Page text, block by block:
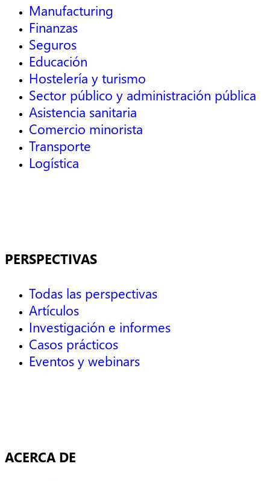
Manufacturing
Finanzas
Seguros
Educación
Hostelería y turismo
Sector público y administración pública
Asistencia sanitaria
Comercio minorista
Transporte
Logística
PERSPECTIVAS
Todas las perspectivas
Artículos
Investigación e informes
Casos prácticos
Eventos y webinars
ACERCA DE